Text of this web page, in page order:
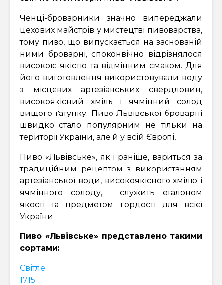
Ченці-броварники значно випереджали
цехових майстрів у мистецтві пивоварства,
тому пиво, що випускається на заснованій
ними броварні, споконвічно відрізнялося
високою якістю та відмінним смаком. Для
його виготовлення використовували воду
з місцевих артезіанських свердловин,
високоякісний хміль і ячмінний солод
вищого ґатунку. Пиво Львівської броварні
швидко стало популярним не тільки на
території України, але й у всій Європі,
Пиво «Львівське», як і раніше, вариться за
традиційним рецептом з використанням
артезіанської води, високоякісного хмілю і
ячмінного солоду, і служить еталоном
якості та предметом гордості для всієї
України.
Пиво «Львівське» представлено такими
сортами:
Світле
1715